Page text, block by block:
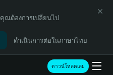
คุณต้องการเปลี่ยนไป
ดำเนินการต่อในภาษาไทย
ดาวน์โหลดเลย